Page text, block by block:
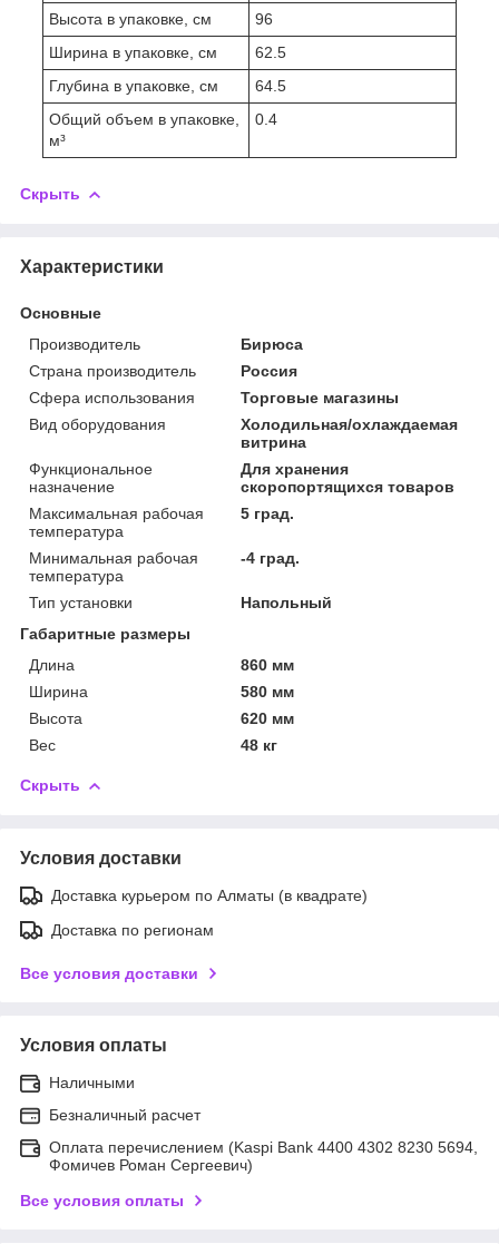
Высота в упаковке, см
96
Ширина в упаковке, см
62.5
Глубина в упаковке, см
64.5
Общий объем в упаковке,
м³
0.4
Скрыть
Характеристики
Основные
Производитель
Бирюса
Страна производитель
Россия
Сфера использования
Торговые магазины
Вид оборудования
Холодильная/охлаждаемая
витрина
Функциональное
назначение
Для хранения
скоропортящихся товаров
Максимальная рабочая
температура
5 град.
Минимальная рабочая
температура
-4 град.
Тип установки
Напольный
Габаритные размеры
Длина
860 мм
Ширина
580 мм
Высота
620 мм
Вес
48 кг
Скрыть
Условия доставки
Доставка курьером по Алматы (в квадрате)
Доставка по регионам
Все условия доставки
Условия оплаты
Наличными
Безналичный расчет
Оплата перечислением (Kaspi Bank 4400 4302 8230 5694,
Фомичев Роман Сергеевич)
Все условия оплаты